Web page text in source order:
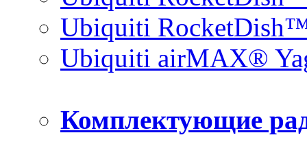
Ubiquiti
Ubiquiti airMAX®
Комплектующие